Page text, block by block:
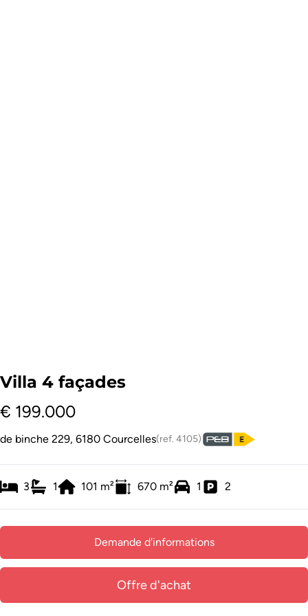
Villa 4 façades
€ 199.000
de binche 229, 6180 Courcelles(ref. 4105)
3 1 101 m² 670 m² 1 2
Demande d'informations
Offre d'achat